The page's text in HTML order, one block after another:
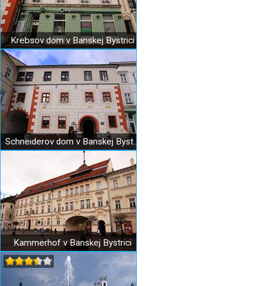
Krebsov dom v Banskej Bystrici
Schneiderov dom v Banskej Bystrici
Kammerhof v Banskej Bystrici